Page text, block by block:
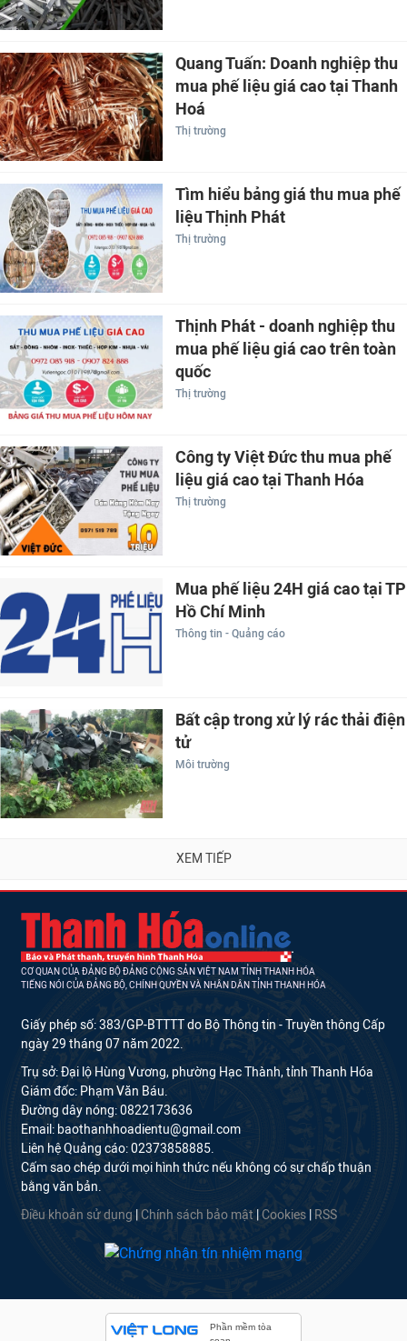
Quang Tuấn: Doanh nghiệp thu
mua phế liệu giá cao tại Thanh
Hoá
Thị trường
Tìm hiểu bảng giá thu mua phế
liệu Thịnh Phát
Thị trường
Thịnh Phát - doanh nghiệp thu
mua phế liệu giá cao trên toàn
quốc
Thị trường
Công ty Việt Đức thu mua phế
liệu giá cao tại Thanh Hóa
Thị trường
Mua phế liệu 24H giá cao tại TP
Hồ Chí Minh
Thông tin - Quảng cáo
Bất cập trong xử lý rác thải điện
tử
Môi trường
XEM TIẾP
CƠ QUAN CỦA ĐẢNG BỘ ĐẢNG CỘNG SẢN VIỆT NAM TỈNH THANH HÓA
TIẾNG NÓI CỦA ĐẢNG BỘ, CHÍNH QUYỀN VÀ NHÂN DÂN TỈNH THANH HÓA
Giấy phép số: 383/GP-BTTTT do Bộ Thông tin - Truyền thông Cấp
ngày 29 tháng 07 năm 2022.
Trụ sở: Đại lộ Hùng Vương, phường Hạc Thành, tỉnh Thanh Hóa
Giám đốc: Phạm Văn Báu.
Đường dây nóng: 0822173636
Email: baothanhhoadientu@gmail.com
Liên hệ Quảng cáo: 02373858885.
Cấm sao chép dưới mọi hình thức nếu không có sự chấp thuận
bằng văn bản.
Điều khoản sử dụng
Chính sách bảo mật Cookies RSS
Phần mềm tòa